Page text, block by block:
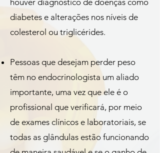
houver diagnóstico de doenças como
diabetes e alterações nos níveis de
colesterol ou triglicérides.
Pessoas que desejam perder peso
têm no endocrinologista um aliado
importante, uma vez que ele é o
profissional que verificará, por meio
de exames clínicos e laboratoriais, se
todas as glândulas estão funcionando